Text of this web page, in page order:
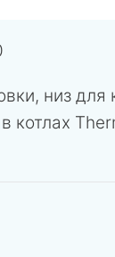
низ для
котлах